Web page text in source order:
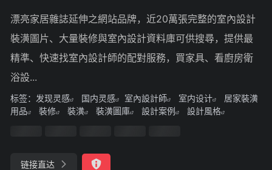
漂亮家居雜誌延伸之網站品牌，近20萬張完整的室內設計
裝潢圖片、大量裝修與室內設計資料庫可供搜尋，提供最
精準、快速找室內設計師的配對服務，買家具、看廚房衛
浴設...
标签： 发现灵感 国内灵感 室內設計師 室内设计
居家裝潢
用品
裝修 裝潢 裝潢圖庫 設計案例 設計風格
链接直达